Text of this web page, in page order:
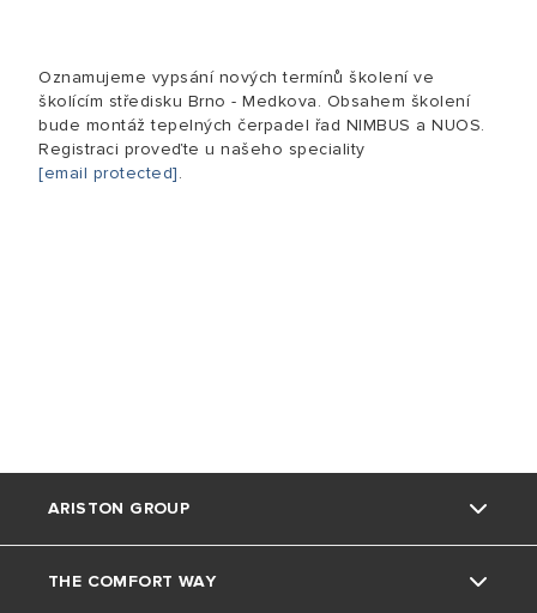
Oznamujeme vypsání nových termínů školení ve
školícím středisku Brno - Medkova. Obsahem školení
bude montáž tepelných čerpadel řad NIMBUS a NUOS.
Registraci proveďte u našeho speciality
[email protected].
ARISTON GROUP
Kdo jsme
THE COMFORT WAY